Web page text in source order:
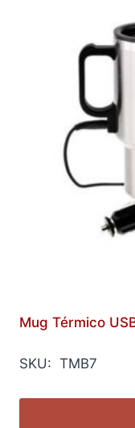
Mug Térmico
SKU: TMB7